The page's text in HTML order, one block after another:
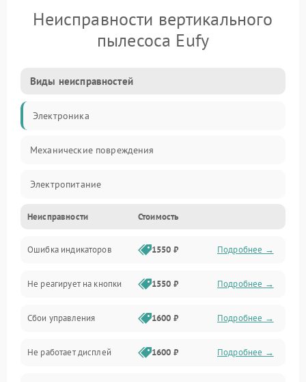
Неисправности вертикального
пылесоса Eufy
Виды неисправностей
Электроника
Механические повреждения
Электропитание
Механика
Аккумулятор
Работа системы
Всасывание
Засор
Неисправности Стоимость
Ошибка индикаторов 1550 ₽ Подробнее →
Не реагирует на кнопки 1550 ₽ Подробнее →
Сбои управления 1600 ₽ Подробнее →
Не работает дисплей 1600 ₽ Подробнее →